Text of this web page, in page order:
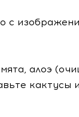
с
алоэ
кактусы